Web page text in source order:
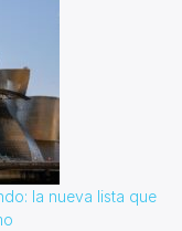
la nueva lista que